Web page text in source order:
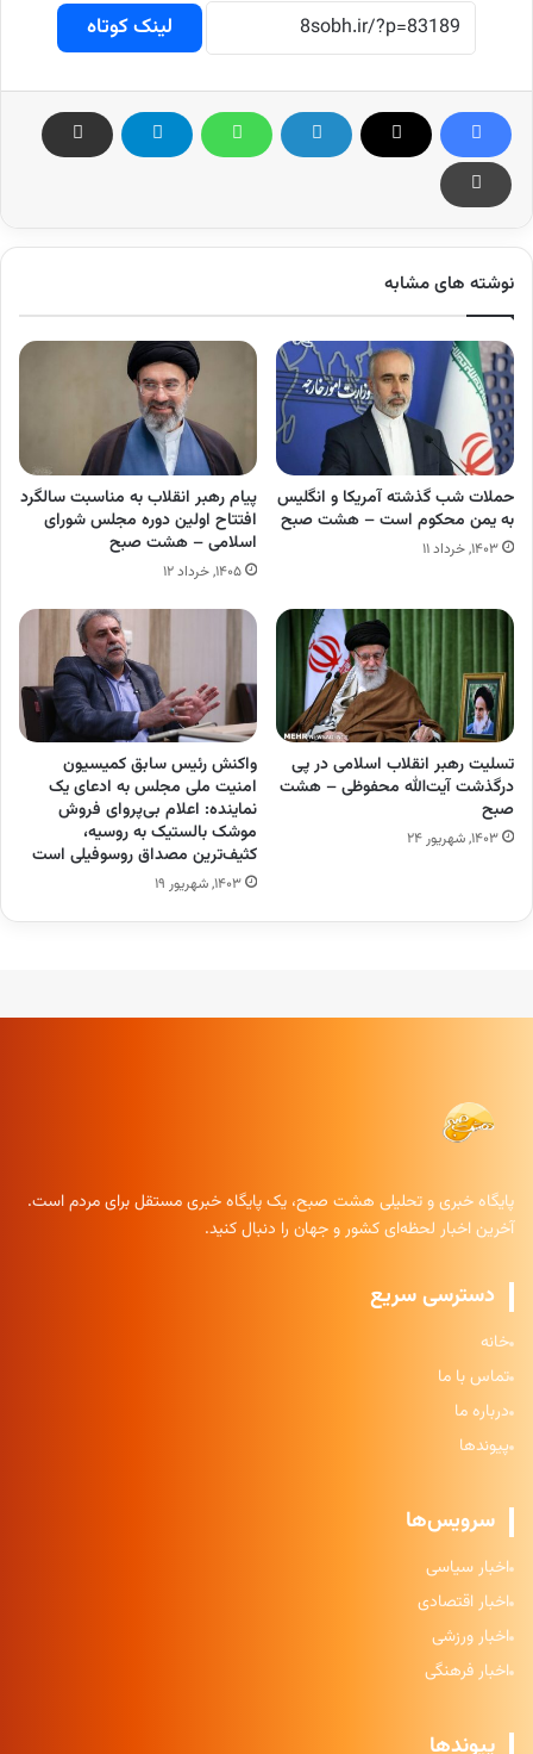
لینک کوتاه
نوشته های مشابه
حملات شب گذشته آمریکا و انگلیس
به یمن محکوم است – هشت صبح
۱۴۰۳, خرداد ۱۱
پیام رهبر انقلاب به مناسبت سالگرد
افتتاح اولین دوره مجلس شورای
اسلامی – هشت صبح
۱۴۰۵, خرداد ۱۲
تسلیت رهبر انقلاب اسلامی در پی
درگذشت آیت‌الله محفوظی – هشت
صبح
۱۴۰۳, شهریور ۲۴
واکنش رئیس سابق کمیسیون
امنیت ملی مجلس به ادعای یک
نماینده: اعلام بی‌پروای فروش
‎موشک ‎بالستیک به روسیه،
کثیف‌ترین مصداق روسوفیلی است
۱۴۰۳, شهریور ۱۹
پایگاه خبری و تحلیلی هشت صبح، یک پایگاه خبری مستقل برای مردم است.
آخرین اخبار لحظه‌ای کشور و جهان را دنبال کنید.
دسترسی سریع
خانه
تماس با ما
درباره ما
پیوندها
سرویس‌ها
اخبار سیاسی
اخبار اقتصادی
اخبار ورزشی
اخبار فرهنگی
پیوندها